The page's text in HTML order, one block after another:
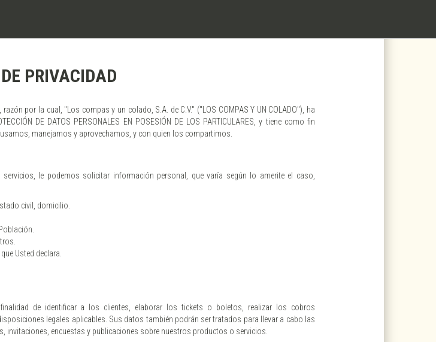
PRIVACIDAD
por la cual, "Los compas y un colado, S.A. de C.V." ("LOS COMPAS Y UN COLADO"), ha
DE DATOS PERSONALES EN POSESIÓN DE LOS PARTICULARES, y tiene como fin
manejamos y aprovechamos, y con quien los compartimos.
le podemos solicitar información personal, que varía según lo amerite el caso,
civil, domicilio.
Usted declara.
de identificar a los clientes, elaborar los tickets o boletos, realizar los cobros
legales aplicables. Sus datos también podrán ser tratados para llevar a cabo las
encuestas y publicaciones sobre nuestros productos o servicios.